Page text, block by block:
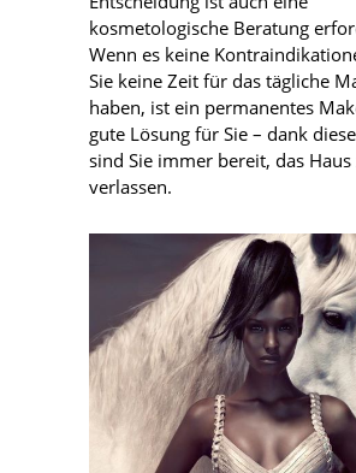
kosmetologische Beratung
Wenn es keine
Sie keine Zeit für das tägliche
haben, ist ein permanentes
gute Lösung für Sie – dank
sind Sie immer bereit, das Haus
verlassen.